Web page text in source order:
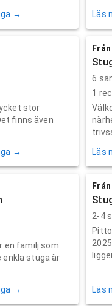
→
Läs
stor
finns även
→
6
1
Läs
en familj som
enkla stuga är
→
2-4
Läs